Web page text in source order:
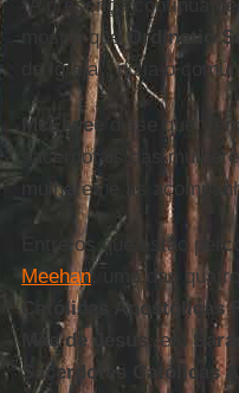
"A presença contínua
mostra queOrdinatio
da Igreja", dizia o
McElwee
disse que,
sacerdotais das
mulheres e as
Entre os que estão
Meehan, uma das
Católicas Apostólicas
Mãe de Jesus , em
Sacerdotes Católicas